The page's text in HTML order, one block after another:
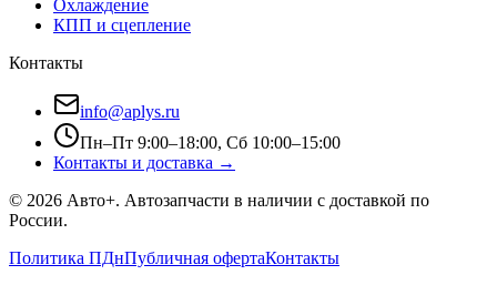
Охлаждение
КПП и сцепление
Контакты
info@aplys.ru
Пн–Пт 9:00–18:00, Сб 10:00–15:00
Контакты и доставка →
© 2026 Авто+. Автозапчасти в наличии с доставкой по
России.
Политика ПДнПубличная офертаКонтакты